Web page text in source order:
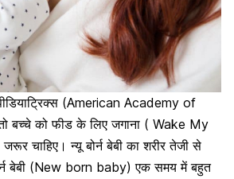
(American Academy of
बच्चे को फीड के लिए जगाना ( Wake My
चाहिए। न्यू बोर्न बेबी का शरीर तेजी से
बेबी (New born baby) एक समय में बहुत